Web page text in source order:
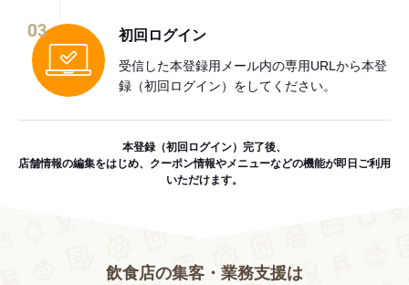
03 初回ログイン
受信した本登録用メール内の専用URLから本登
録（初回ログイン）をしてください。
本登録（初回ログイン）完了後、
店舗情報の編集をはじめ、クーポン情報やメニューなどの機能が即日ご利用
いただけます。
飲食店の集客・業務支援は